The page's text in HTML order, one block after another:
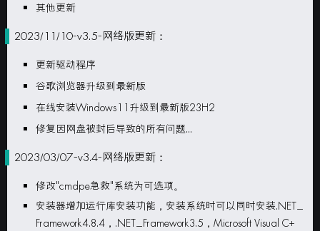
其他更新
2023/11/10-v3.5-网络版更新：
更新驱动程序
谷歌浏览器升级到最新版
在线安装Windows11升级到最新版23H2
修复因网盘被封后导致的所有问题...
2023/03/07-v3.4-网络版更新：
修改"cmdpe急救"系统为可选项。
安装器增加运行库安装功能，安装系统时可以同时安装.NET_
Framework4.8.4，.NET_Framework3.5，Microsoft Visual C+